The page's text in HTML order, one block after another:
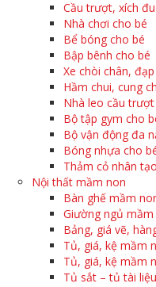
Cầu trượt, xích đu
Nhà chơi cho bé
Bể bóng cho bé
Bập bênh cho bé
Xe chòi chân,
Hầm chui, cung
Nhà leo cầu trượt
Bộ tập gym cho
Bộ vận động đa
Bóng nhựa cho
Thảm cỏ nhân tạo
Nội thất mầm non
Bàn ghế mầm
Giường ngủ mầm
Bảng, giá vẽ,
Tủ, giá, kệ mầm
Tủ, giá, kệ mầm
Tủ sắt – tủ tài